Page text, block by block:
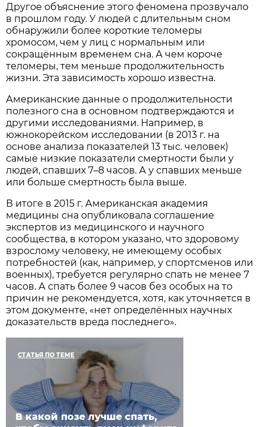
Другое объяснение этого феномена прозвучало
в прошлом году. У людей с длительным сном
обнаружили более короткие теломеры
хромосом, чем у лиц с нормальным или
сокращённым временем сна. А чем короче
теломеры, тем меньше продолжительность
жизни. Эта зависимость хорошо известна.
Американские данные о продолжительности
полезного сна в основном подтверждаются и
другими исследованиями. Например, в
южнокорейском исследовании (в 2013 г. на
основе анализа показателей 13 тыс. человек)
самые низкие показатели смерт­ности были у
людей, спавших 7–8 часов. А у спавших меньше
или больше смертность была выше.
В итоге в 2015 г. Американская академия
медицины сна опубликовала соглашение
экспертов из медицинского и научного
сообщества, в котором указано, что здоровому
взрослому человеку, не имеющему особых
потребностей (как, например, у спортсменов или
военных), требуется регулярно спать не менее 7
часов. А спать более 9 часов без особых на то
причин не рекомендуется, хотя, как уточняется в
этом документе, «нет определённых научных
доказательств вреда последнего».
СТАТЬЯ ПО ТЕМЕ
В какой позе лучше спать,